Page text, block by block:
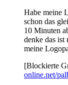
Habe meine
schon das
10 Minuten
denke das ist
meine
[Blockierte
online.net/